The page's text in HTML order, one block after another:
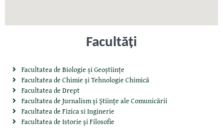
Facultăţi
Facultatea de Biologie și Geoștiințe
Facultatea de Chimie şi Tehnologie Chimică
Facultatea de Drept
Facultatea de Jurnalism şi Ştiinţe ale Comunicării
Facultatea de Fizica si Inginerie
Facultatea de Istorie şi Filosofie